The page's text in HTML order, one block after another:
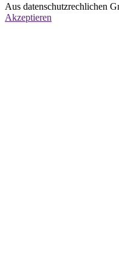
Aus datenschutzrechlichen
Akzeptieren